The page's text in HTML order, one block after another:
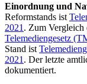
Einordnung und
Reformstands ist
2021 . Zum Vergleich
Telemediengesetz
Stand ist
2021 . Der letzte
dokumentiert.